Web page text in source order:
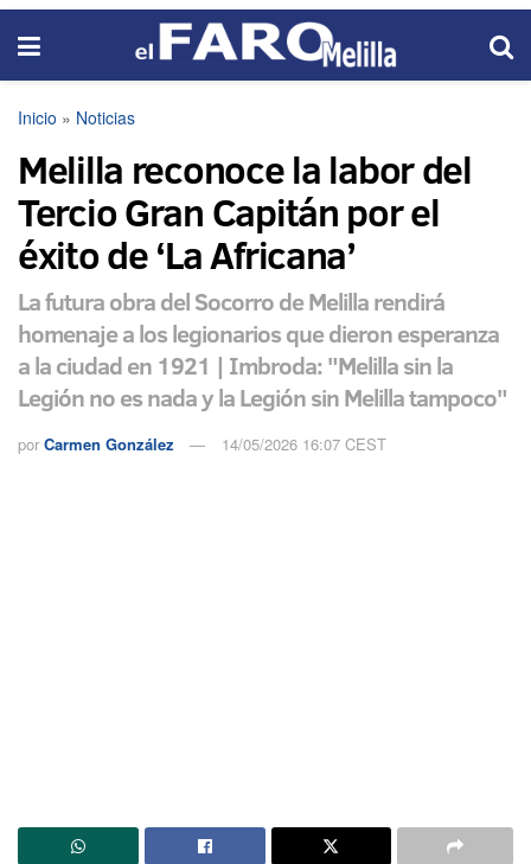
Inicio » Noticias
Melilla reconoce la labor del
Tercio Gran Capitán por el
éxito de ‘La Africana’
La futura obra del Socorro de Melilla rendirá
homenaje a los legionarios que dieron esperanza
a la ciudad en 1921 | Imbroda: "Melilla sin la
Legión no es nada y la Legión sin Melilla tampoco"
por Carmen González 14/05/2026 16:07 CEST